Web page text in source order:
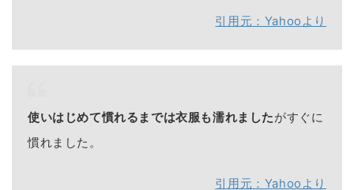
引用元：Yahooより
使いはじめて慣れるまでは衣服も濡れましたがすぐに
慣れました。
引用元：Yahooより